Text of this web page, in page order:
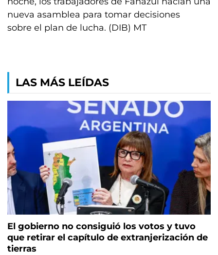
nueva asamblea para tomar decisiones
sobre el plan de lucha. (DIB) MT
LAS MÁS LEÍDAS
El gobierno no consiguió los votos y tuvo
que retirar el capítulo de extranjerización de
tierras